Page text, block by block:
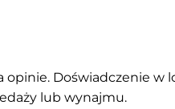
opinie. Doświadczenie w
lub wynajmu.